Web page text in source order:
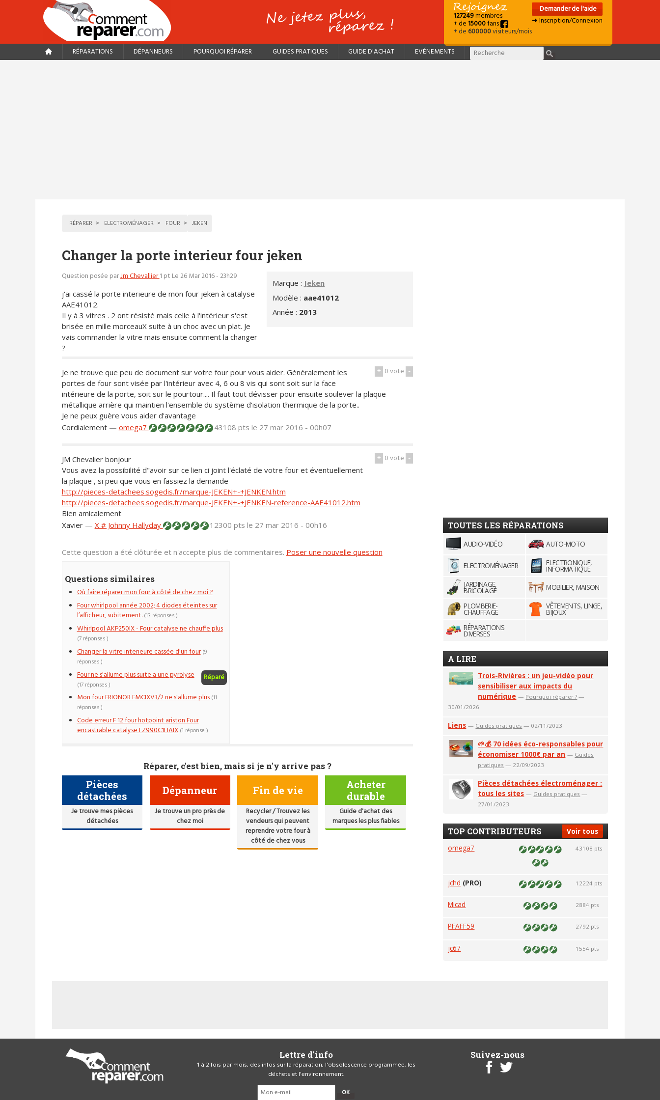
127249membres
+ de15000fans
+ de600000visiteurs/mois
Demander de l'aide
➜ Inscription/Connexion
RÉPARATIONS DÉPANNEURS POURQUOI RÉPARER GUIDES PRATIQUES GUIDE D'ACHAT EVÉNEMENTS
RÉPARER ELECTROMÉNAGER FOUR JEKEN
Changer la porte interieur four jeken
Marque : Jeken
Modèle : aae41012
Année : 2013
Question posée parJm Chevallier1 pt Le 26 Mar 2016 - 23h29
j'ai cassé la porte interieure de mon four jeken à catalyse
AAE41012.
Il y à 3 vitres . 2 ont résisté mais celle à l'intérieur s'est
brisée en mille morceauX suite à un choc avec un plat. Je
vais commander la vitre mais ensuite comment la changer
?
+ 0vote -
Je ne trouve que peu de document sur votre four pour vous aider. Généralement les
portes de four sont visée par l'intérieur avec 4, 6 ou 8 vis qui sont soit sur la face
intérieure de la porte, soit sur le pourtour.... Il faut tout dévisser pour ensuite soulever la plaque
métallique arrière qui maintien l'ensemble du système d'isolation thermique de la porte..
Je ne peux guère vous aider d'avantage
Cordialement — omega7 43108 pts le 27 mar 2016 - 00h07
+ 0vote -
JM Chevalier bonjour
Vous avez la possibilité d"avoir sur ce lien ci joint l'éclaté de votre four et éventuellement
la plaque , si peu que vous en fassiez la demande
http://pieces-detachees.sogedis.fr/marque-JEKEN+-+JENKEN.htm
http://pieces-detachees.sogedis.fr/marque-JEKEN+-+JENKEN-reference-AAE41012.htm
Bien amicalement
Xavier — X # Johnny Hallyday 12300 pts le 27 mar 2016 - 00h16
Cette question a été clôturée et n'accepte plus de commentaires. Poser une nouvelle question
Questions similaires
Où faire réparer mon four à côté de chez moi ?
Four whirlpool année 2002; 4 diodes éteintes sur
l’afficheur, subitement. (13 réponses )
Whirlpool AKP250IX - Four catalyse ne chauffe plus
(7 réponses )
Changer la vitre interieure cassée d'un four (9
réponses )
Four ne s'allume plus suite a une pyrolyse Réparé
(17 réponses )
Mon four FRIONOR FMCIXV3/2 ne s'allume plus (11
réponses )
Code erreur F 12 four hotpoint ariston Four
encastrable catalyse FZ990C1HAIX (1 réponse )
Réparer, c'est bien, mais si je n'y arrive pas ?
Pièces
détachées
Je trouve mes pièces
détachées
Dépanneur
Je trouve un pro près de
chez moi
Fin de vie
Recycler / Trouvez les
vendeurs qui peuvent
reprendre votre four à
côté de chez vous
Acheter
durable
Guide d'achat des
marques les plus fiables
TOUTES LES RÉPARATIONS
AUDIO-VIDÉO AUTO-MOTO
ELECTROMÉNAGER ELECTRONIQUE,
INFORMATIQUE
JARDINAGE,
BRICOLAGE
MOBILIER, MAISON
PLOMBERIE-
CHAUFFAGE
VÊTEMENTS, LINGE,
BIJOUX
RÉPARATIONS
DIVERSES
A LIRE
Trois-Rivières : un jeu-vidéo pour
sensibiliser aux impacts du
numérique — Pourquoi réparer ? —
30/01/2026
Liens — Guides pratiques — 02/11/2023
🌱💰 70 idées éco-responsables pour
économiser 1000€ par an — Guides
pratiques — 22/09/2023
Pièces détachées électroménager :
tous les sites — Guides pratiques —
27/01/2023
Voir tous
TOP CONTRIBUTEURS
omega7 43108 pts
jchd (PRO) 12224 pts
Micad 2884 pts
PFAFF59 2792 pts
jc67 1554 pts
Lettre d'info
1 à 2 fois par mois, des infos sur la réparation, l'obsolescence programmée, les
déchets et l'environnement.
OK
Suivez-nous